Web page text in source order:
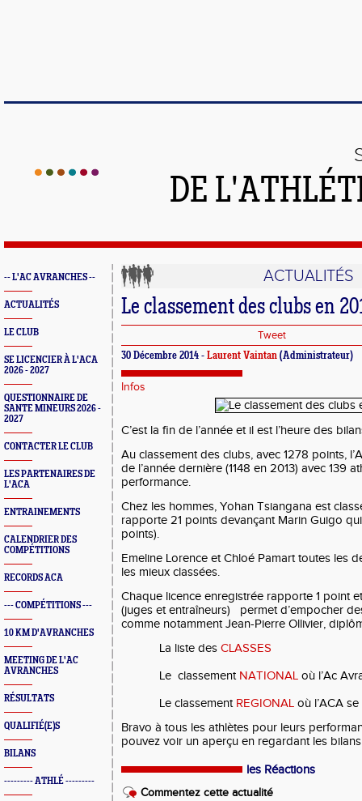
DE
-- L'AC AVRANCHES --
ACTUALITÉS
LE CLUB
SE LICENCIER À L'ACA
2026 - 2027
QUESTIONNAIRE DE
SANTE MINEURS 2026 -
2027
CONTACTER LE CLUB
LES PARTENAIRES DE
L'ACA
ENTRAINEMENTS
CALENDRIER DES
COMPÉTITIONS
RECORDS ACA
--- COMPÉTITIONS ---
10 KM D'AVRANCHES
MEETING DE L'AC
AVRANCHES
RÉSULTATS
QUALIFIÉ(E)S
BILANS
--------- ATHLÉ ---------
ACTUALITÉS
Le classement des clubs en
Tweet
30 Décembre 2014 - Laurent Vaintan (Administrateur)
Infos
C’est la fin de l’année et il est l’heure des
Au classement des clubs, avec 1278 points,
de l’année dernière (1148 en 2013) avec 139
performance.
Chez les hommes, Yohan Tsiangana est
rapporte 21 points devançant Marin Guigo
points).
Emeline Lorence et Chloé Pamart toutes les
les mieux classées.
Chaque licence enregistrée rapporte 1 point
(juges et entraîneurs) permet d’empocher
comme notamment Jean-Pierre Ollivier,
La liste desCLASSES
Le classement NATIONAL où l’Ac
Le classement REGIONAL où l’ACA
Bravo à tous les athlètes pour leurs
pouvez voir un aperçu en regardant les
les Réactions
Commentez cette actualité